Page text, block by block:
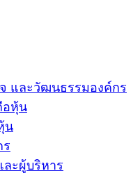
และวัฒนธรรมองค์กร
อหุ้น
น
ร
ะผู้บริหาร